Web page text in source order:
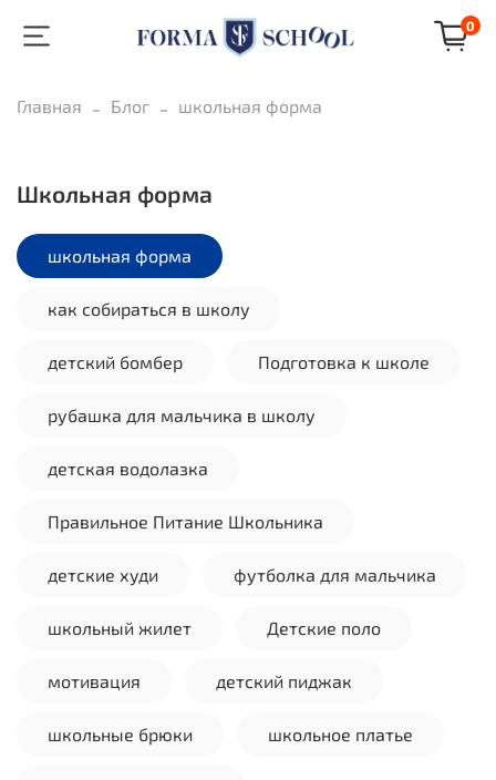
0
Главная Блог школьная форма
школьная форма
школьная форма
как собираться в школу
детский бомбер Подготовка к школе
рубашка для мальчика в школу
детская водолазка
Правильное Питание Школьника
детские худи футболка для мальчика
школьный жилет Детские поло
мотивация детский пиджак
школьные брюки школьное платье